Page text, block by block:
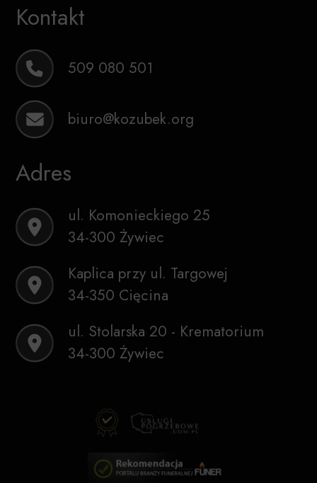
Kontakt
509 080 501
biuro@kozubek.org
Adres
ul. Komonieckiego 25
34-300 Żywiec
Kaplica przy ul. Targowej
34-350 Cięcina
ul. Stolarska 20 - Krematorium
34-300 Żywiec